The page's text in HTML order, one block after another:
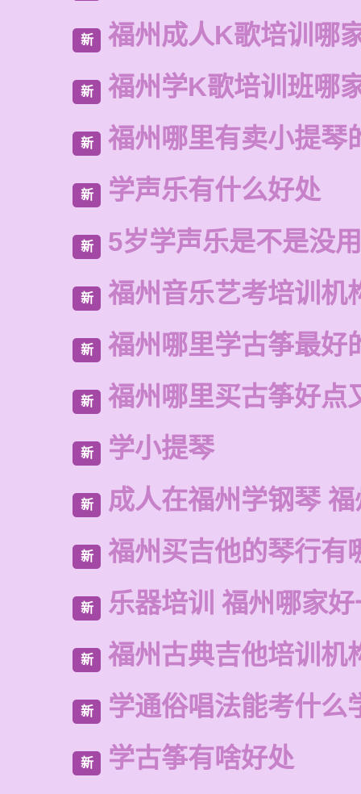
新 福州成人K歌培训哪
新 福州学K歌培训班哪
新 福州哪里有卖小提琴
新 学声乐有什么好处
新 5岁学声乐是不是没用
新 福州音乐艺考培训机
新 福州哪里学古筝最好
新 福州哪里买古筝好点
新 学小提琴
新 成人在福州学钢琴
新 福州买吉他的琴行有
新 乐器培训 福州哪家
新 福州古典吉他培训机
新 学通俗唱法能考什么
新 学古筝有啥好处